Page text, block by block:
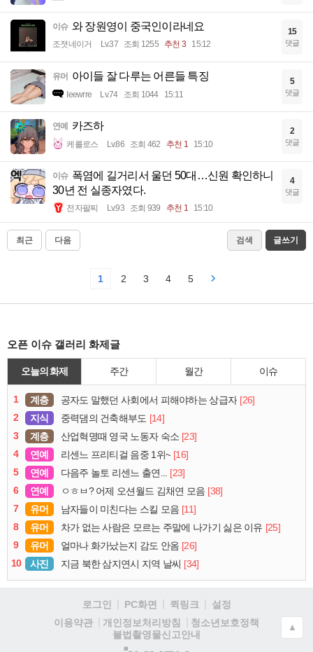
이슈 와 장원영이 중국인이라네요
조졋네이거 Lv.37 조회 1255 추천 3 15:12
15
댓글
유머 아이들 잘 다루는 어른들 특징
Ieewrre Lv.74 조회 1044 15:11
5
댓글
연예 카즈하
케를로스 Lv.86 조회 462 추천 1 15:10
2
댓글
이슈 폭염에 길거리서 울던 50대…신원 확인하니
30년 전 실종자였다.
전자팔찌 Lv.93 조회 939 추천 1 15:10
4
댓글
최근 다음 검색 글쓰기
1 2 3 4 5
오픈 이슈 갤러리 화제글
오늘의 화제 주간 월간 이슈
1 계층 공자도 말했던 사회에서 피해야하는 상급자 [26]
2
지식 중력댐의 건축해부도 [14]
3
계층 산업혁명때 영국 노동자 숙소 [23]
4
연예 리센느 프리티걸 음중 1위~ [16]
5
연예 다음주 놀토 리센느 출연... [23]
6
연예 ㅇㅎㅂ? 어제 오션월드 김채연 모음 [38]
7
유머 남자들이 미친다는 스킬 모음 [11]
8
유머 차가 없는 사람은 모르는 주말에 나가기 싫은 이유 [25]
9
유머 얼마나 화가났는지 감도 안옴 [26]
10
사진 지금 북한 삼지연시 지역 날씨 [34]
로그인 PC화면 퀵링크
설정
이용약관
개인정보처리방침
청소년보호정책
불법촬영물신고안내
▲